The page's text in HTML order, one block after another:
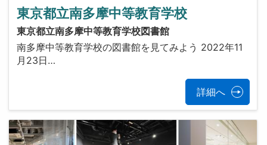
東京都立南多摩中等教育学校
東京都立南多摩中等教育学校図書館
南多摩中等教育学校の図書館を見てみよう 2022年11
月23日…
詳細へ